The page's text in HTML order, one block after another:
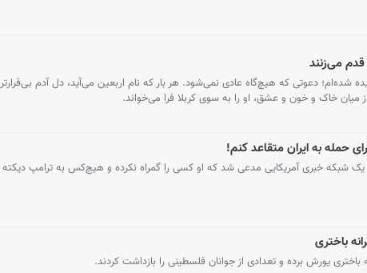
قدم می‌زنند
شده‌ام؛ دعوتی که هیچ‌گاه عادی نمی‌شود. هر بار که نام اربعین می‌آید، دل آدم
میان خاک و خون و عشق، او را به سوی کربلا فرا می‌خواند.
حمله به ایران متقاعد کنم!
شبکه خبری آمریکایی مدعی شد که او کسی را گمراه نکرده و هیچ‌کس به ترامپ
باختری
یورش برده و تعدادی از جوانان فلسطینی را بازداشت کردند.